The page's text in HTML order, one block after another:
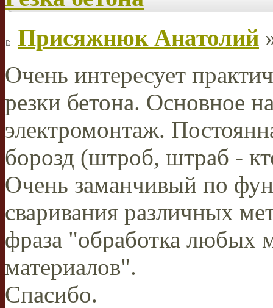
Присяжнюк Анатолий
Очень интересует
резки бетона. Основное
электромонтаж.
борозд (штроб, штраб -
Очень заманчивый по
сваривания различных
фраза "обработка любых
материалов".
Спасибо.